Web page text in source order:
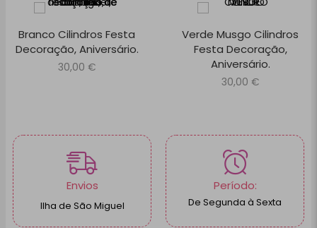
Branco Cilindros Festa
Decoração, Aniversário.
30,00 €
Verde Musgo Cilindros
Festa Decoração,
Aniversário.
30,00 €
Envios
Ilha de São Miguel
Período:
De Segunda à Sexta